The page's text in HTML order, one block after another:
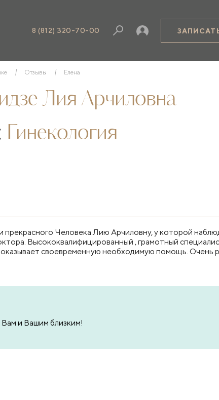
8 (812) 320-70-00
Отзывы Елена
Лия Арчиловна
Гинекология
Человека Лию Арчиловну, у которой
Высококвалифицированный , грамотный
своевременную необходимую помощь. Очень
и Вашим близким!